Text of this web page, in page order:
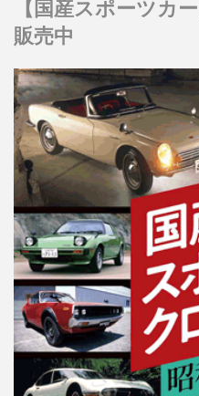
【国産スポーツカ
販売中